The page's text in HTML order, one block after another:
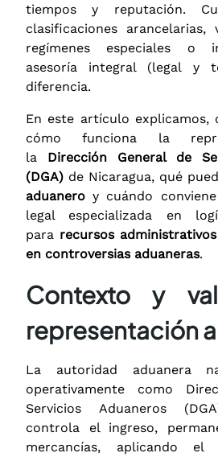
tiempos y reputación.
clasificaciones arancelarias,
regímenes especiales o
asesoría integral (legal y
diferencia.
En este artículo explicamos,
cómo funciona la
la Dirección General de
(DGA) de Nicaragua, qué
aduanero y cuándo
legal especializada en
para recursos administrativos
en controversias aduaneras.
Contexto y
representación
La autoridad aduanera
operativamente como
Servicios Aduaneros
controla el ingreso,
mercancías, aplicando el